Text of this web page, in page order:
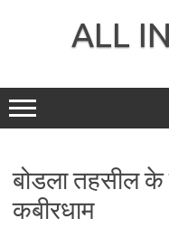
ALL
बोडला तहसील के
कबीरधाम